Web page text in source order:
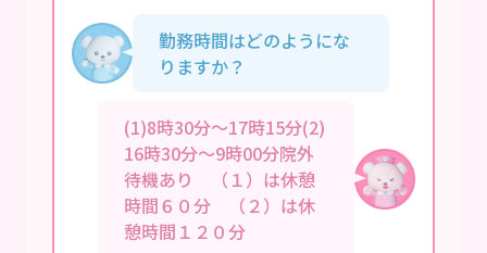
勤務時間はどのようにな
りますか？
(1)8時30分～17時15分(2)
16時30分～9時00分院外
待機あり （１）は休憩
時間６０分 （２）は休
憩時間１２０分